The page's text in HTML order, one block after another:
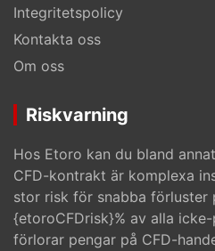
Integritetspolicy
Kontakta oss
Om oss
Riskvarning
Hos Etoro kan du bland
CFD-kontrakt är komplexa
stor risk för snabba förluster
{etoroCFDrisk}% av alla
förlorar pengar på CFD-